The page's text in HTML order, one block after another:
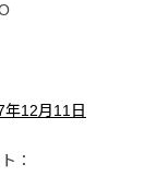
年12月11日
：